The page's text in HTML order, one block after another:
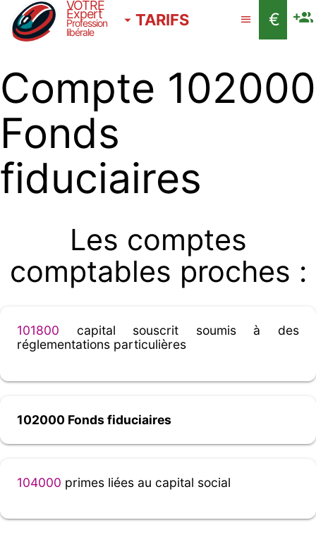
VOTRE
Expert
Profession
libérale
TARIFS €
Compte 102000
Fonds
fiduciaires
Les comptes
comptables proches :
101800 capital souscrit soumis à des
réglementations particulières
102000 Fonds fiduciaires
104000 primes liées au capital social